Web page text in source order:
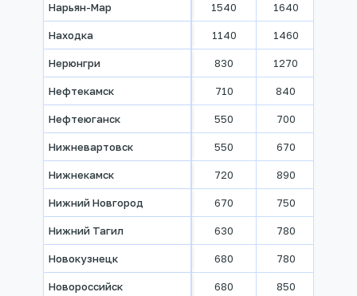
Нарьян-Мар 1540 1640
Находка 1140 1460
Нерюнгри 830 1270
Нефтекамск 710 840
Нефтеюганск 550 700
Нижневартовск 550 670
Нижнекамск 720 890
Нижний Новгород 670 750
Нижний Тагил 630 780
Новокузнецк 680 780
Новороссийск 680 850